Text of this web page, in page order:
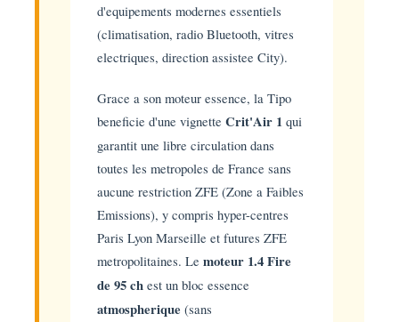
d'equipements modernes essentiels
(climatisation, radio Bluetooth, vitres
electriques, direction assistee City).
Grace a son moteur essence, la Tipo
beneficie d'une vignette Crit'Air 1 qui
garantit une libre circulation dans
toutes les metropoles de France sans
aucune restriction ZFE (Zone a Faibles
Emissions), y compris hyper-centres
Paris Lyon Marseille et futures ZFE
metropolitaines. Le moteur 1.4 Fire
de 95 ch est un bloc essence
atmospherique (sans